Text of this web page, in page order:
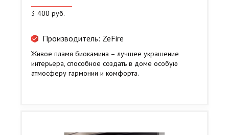
3 400 руб.
Производитель: ZeFire
Живое пламя биокамина – лучшее украшение
интерьера, способное создать в доме особую
атмосферу гармонии и комфорта.